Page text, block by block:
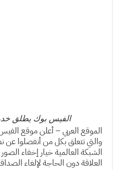
الفيس بوك يطلق
الموقع العربي – أعلن موقع
والتي تتعلق بكل من أنفصلوا
الشبكة العالمية خيار إخفاء
العلاقة دون الحاجة لإلغاء